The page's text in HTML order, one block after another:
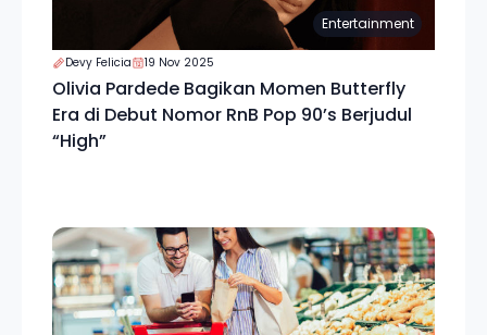
Entertainment
Devy Felicia 19 Nov 2025
Olivia Pardede Bagikan Momen Butterfly
Era di Debut Nomor RnB Pop 90’s Berjudul
“High”